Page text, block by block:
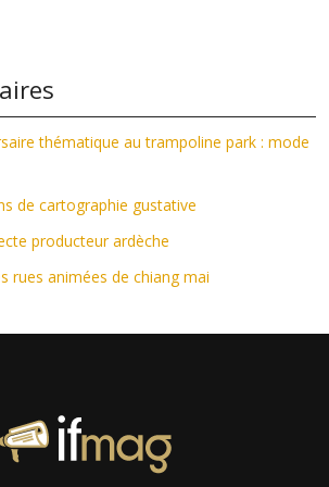
thématique au trampoline park : mode
de cartographie gustative
producteur ardèche
rues animées de chiang mai